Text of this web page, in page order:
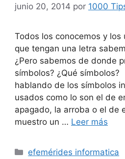
junio 20, 2014 por 1000
Todos los conocemos y los
que tengan una letra
¿Pero sabemos de donde
símbolos? ¿Qué
hablando de los símbolos
usados como lo son el de
apagado, la arroba o el de
muestro un … Leer más
Categorías
efemérides informatica